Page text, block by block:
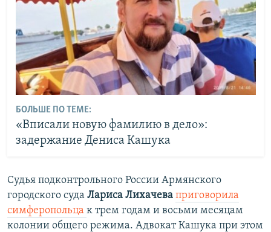
БОЛЬШЕ ПО ТЕМЕ:
«Вписали новую фамилию в дело»:
задержание Дениса Кашука
Судья подконтрольного России Армянского
городского суда Лариса Лихачева приговорила
симферопольца к трем годам и восьми месяцам
колонии общего режима. Адвокат Кашука при этом